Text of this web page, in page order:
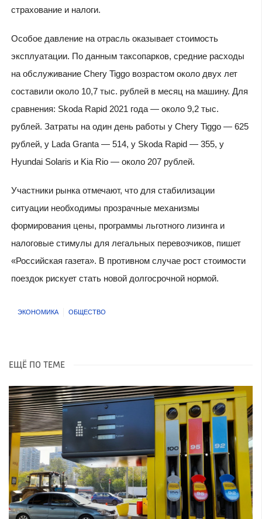
страхование и налоги.
Особое давление на отрасль оказывает стоимость
эксплуатации. По данным таксопарков, средние расходы
на обслуживание Chery Tiggo возрастом около двух лет
составили около 10,7 тыс. рублей в месяц на машину. Для
сравнения: Skoda Rapid 2021 года — около 9,2 тыс.
рублей. Затраты на один день работы у Chery Tiggo — 625
рублей, у Lada Granta — 514, у Skoda Rapid — 355, у
Hyundai Solaris и Kia Rio — около 207 рублей.
Участники рынка отмечают, что для стабилизации
ситуации необходимы прозрачные механизмы
формирования цены, программы льготного лизинга и
налоговые стимулы для легальных перевозчиков, пишет
«Российская газета». В противном случае рост стоимости
поездок рискует стать новой долгосрочной нормой.
ЭКОНОМИКА ОБЩЕСТВО
ЕЩЁ ПО ТЕМЕ